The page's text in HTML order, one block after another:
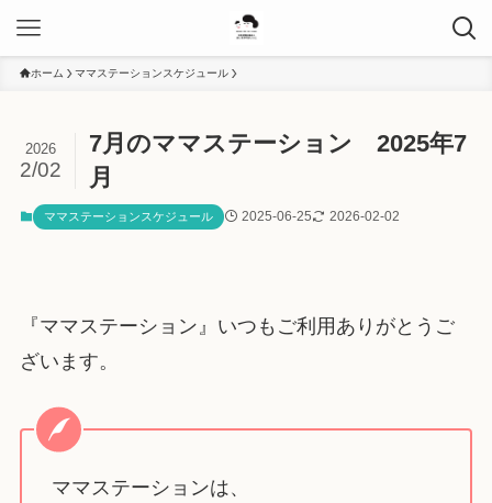
ホーム ママステーションスケジュール
7月のママステーション 2025年7
月
2026
2/02
ママステーションスケジュール 2025-06-25 2026-02-02
『ママステーション』いつもご利用ありがとうご
ざいます。
ママステーションは、